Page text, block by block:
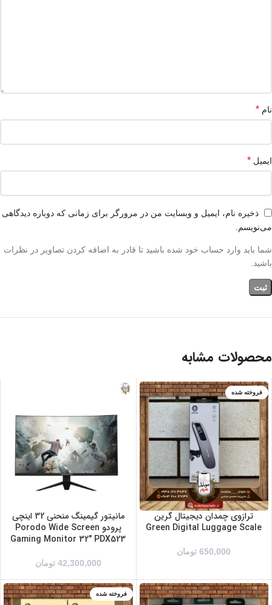
نام *
ایمیل *
ذخیره نام، ایمیل و وبسایت من در مرورگر برای زمانی که دوباره دیدگاهی
می‌نویسم.
شما باید وارد حساب خود شده باشید تا قادر به اضافه کردن تصاویر در نظرات
باشید.
محصولات مشابه
فروخته شده
ترازوی چمدان دیجیتال گرین
Green Digital Luggage Scale
650,000 تومان
مانیتور گیمینگ منحنی 32 اینچی
پرودو Porodo Wide Screen
Gaming Monitor 32″ PDX523
42,300,000 تومان
آبی
فروخته شده